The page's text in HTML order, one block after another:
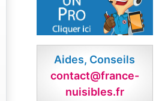
Aides, Conseils
contact@france-
nuisibles.fr